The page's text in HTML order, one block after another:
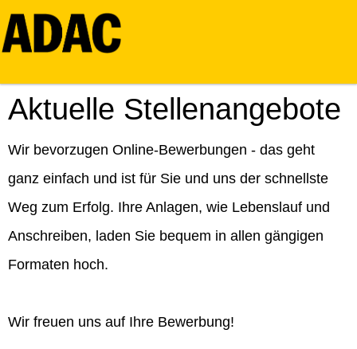
Aktuelle Stellenangebote
Wir bevorzugen Online-Bewerbungen - das geht
ganz einfach und ist für Sie und uns der schnellste
Weg zum Erfolg. Ihre Anlagen, wie Lebenslauf und
Anschreiben, laden Sie bequem in allen gängigen
Formaten hoch.
Wir freuen uns auf Ihre Bewerbung!